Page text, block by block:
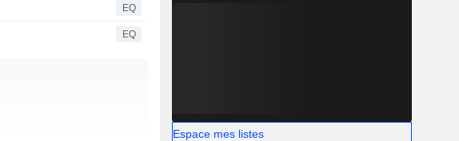
EQ
EQ
Espace mes listes